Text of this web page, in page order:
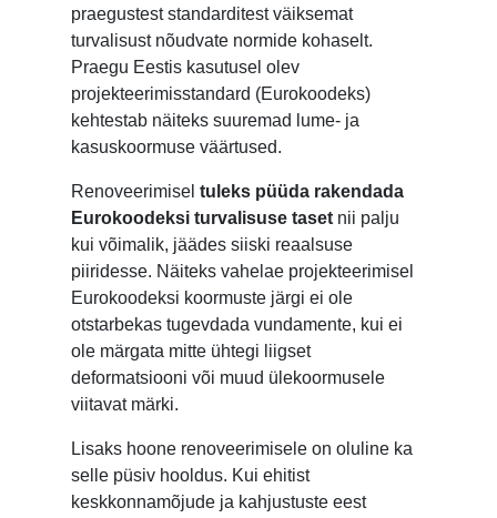
praegustest standarditest väiksemat
turvalisust nõudvate normide kohaselt.
Praegu Eestis kasutusel olev
projekteerimisstandard (Eurokoodeks)
kehtestab näiteks suuremad lume- ja
kasuskoormuse väärtused.
Renoveerimisel tuleks püüda rakendada
Eurokoodeksi turvalisuse taset nii palju
kui võimalik, jäädes siiski reaalsuse
piiridesse. Näiteks vahelae projekteerimisel
Eurokoodeksi koormuste järgi ei ole
otstarbekas tugevdada vundamente, kui ei
ole märgata mitte ühtegi liigset
deformatsiooni või muud ülekoormusele
viitavat märki.
Lisaks hoone renoveerimisele on oluline ka
selle püsiv hooldus. Kui ehitist
keskkonnamõjude ja kahjustuste eest